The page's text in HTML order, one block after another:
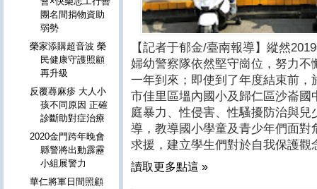
【記者于郁金/臺南報導】縱然
婦幼警察隊依然堅守崗位，努力
一年到來；即使到了年度結束前
市佳里區塭內國小及歸仁區沙崙
庭暴力、性侵害、性騷擾防治與
導，教導國小學童及青少年們面
求援，建立學生們對於自我保護觀
讀取更多點這 »
團名間捐物資助
弱勢
榮家添購超音波 榮
民健康守護照顧
再升級
反覆蕁麻疹 大人小
孩不同原因 正確
診斷助對症治療
2020金門跨年晚會
縣警將出動霹靂
小組展警力
華仁將軍日間照顧